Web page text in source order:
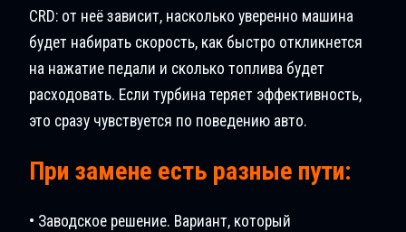
CRD: от неё зависит, насколько уверенно машина
будет набирать скорость, как быстро откликнется
на нажатие педали и сколько топлива будет
расходовать. Если турбина теряет эффективность,
это сразу чувствуется по поведению авто.
При замене есть разные пути:
• Заводское решение. Вариант, который